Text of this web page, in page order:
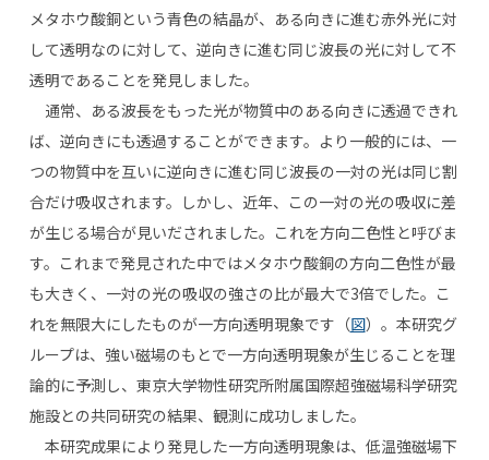
メタホウ酸銅という青色の結晶が、ある向きに進む赤外光に対
して透明なのに対して、逆向きに進む同じ波長の光に対して不
透明であることを発見しました。
通常、ある波長をもった光が物質中のある向きに透過できれ
ば、逆向きにも透過することができます。より一般的には、一
つの物質中を互いに逆向きに進む同じ波長の一対の光は同じ割
合だけ吸収されます。しかし、近年、この一対の光の吸収に差
が生じる場合が見いだされました。これを方向二色性と呼びま
す。これまで発見された中ではメタホウ酸銅の方向二色性が最
も大きく、一対の光の吸収の強さの比が最大で3倍でした。こ
れを無限大にしたものが一方向透明現象です（図）。本研究グ
ループは、強い磁場のもとで一方向透明現象が生じることを理
論的に予測し、東京大学物性研究所附属国際超強磁場科学研究
施設との共同研究の結果、観測に成功しました。
本研究成果により発見した一方向透明現象は、低温強磁場下